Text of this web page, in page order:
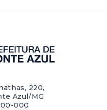
220,
Azul/MG
000